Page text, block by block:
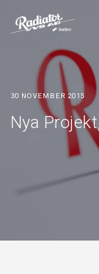
30 NOVEMBER 2015
Nya